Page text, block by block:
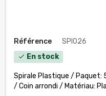
Référence SPI026
check En stock
Spirale Plastique / Paquet:
/ Coin arrondi / Matériau: